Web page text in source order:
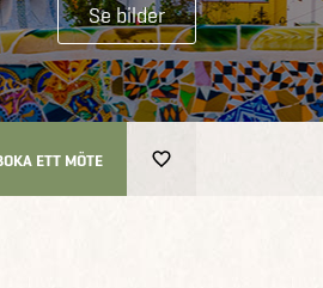
Se bilder
ETT MÖTE